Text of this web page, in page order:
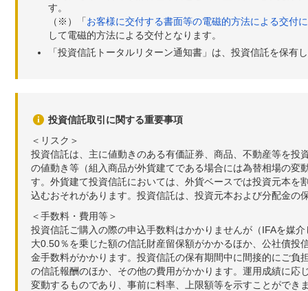
す。
（※）「お客様に交付する書面等の電磁的方法による交付
して電磁的方法による交付となります。
「投資信託トータルリターン通知書」は、投資信託を保有
投資信託取引に関する重要事項
＜リスク＞
投資信託は、主に値動きのある有価証券、商品、不動産等を
の値動き等（組入商品が外貨建てである場合には為替相場の
す。外貨建て投資信託においては、外貨ベースでは投資元本
込むおそれがあります。投資信託は、投資元本および分配金の
＜手数料・費用等＞
投資信託ご購入の際の申込手数料はかかりませんが（IFAを媒
大0.50％を乗じた額の信託財産留保額がかかるほか、公社債
金手数料がかかります。投資信託の保有期間中に間接的にご
の信託報酬のほか、その他の費用がかかります。運用成績に
変動するものであり、事前に料率、上限額等を示すことがで